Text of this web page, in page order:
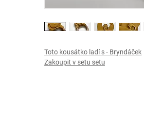
Toto kousátko ladí s - Bryndáček
Zakoupit v setu setu